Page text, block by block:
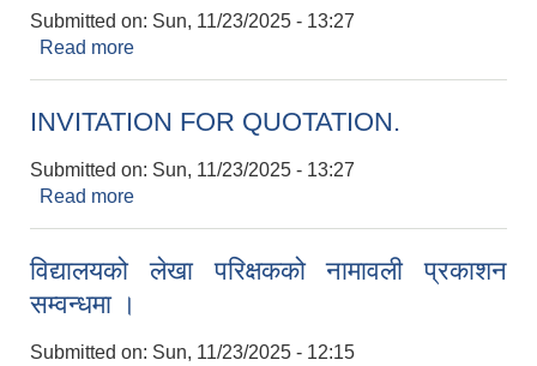
Submitted on: Sun, 11/23/2025 - 13:27
Read more
INVITATION FOR QUOTATION.
Submitted on: Sun, 11/23/2025 - 13:27
Read more
विद्यालयको लेखा परिक्षकको नामावली प्रकाशन
सम्वन्धमा ।
Submitted on: Sun, 11/23/2025 - 12:15